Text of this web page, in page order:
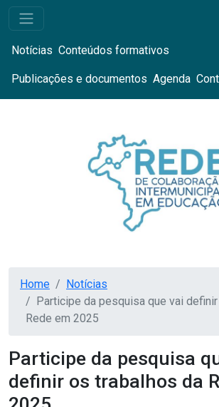
Notícias Conteúdos formativos
Publicações e documentos Agenda
Home
Notícias
Participe da pesquisa que vai
Rede em 2025
Participe da pesquisa
definir os trabalhos da